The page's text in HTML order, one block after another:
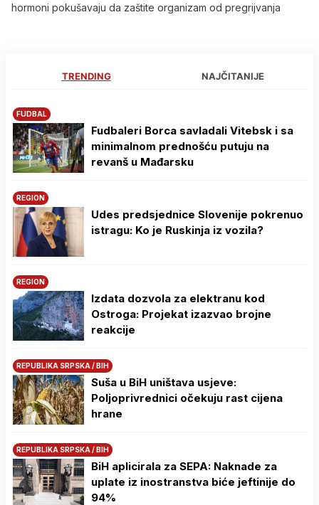
hormoni pokušavaju da zaštite organizam od pregrijvanja
TRENDING NAJČITANIJE
FUDBAL
Fudbaleri Borca savladali Vitebsk i sa
minimalnom prednošću putuju na
revanš u Mađarsku
REGION
Udes predsjednice Slovenije pokrenuo
istragu: Ko je Ruskinja iz vozila?
REGION
Izdata dozvola za elektranu kod
Ostroga: Projekat izazvao brojne
reakcije
REPUBLIKA SRPSKA / BIH
Suša u BiH uništava usjeve:
Poljoprivrednici očekuju rast cijena
hrane
REPUBLIKA SRPSKA / BIH
BiH aplicirala za SEPA: Naknade za
uplate iz inostranstva biće jeftinije do
94%